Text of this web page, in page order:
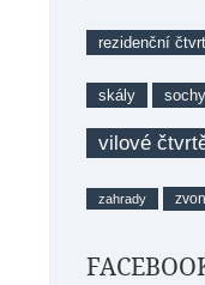
rezidenční
skály sochy
vilové
zahrady